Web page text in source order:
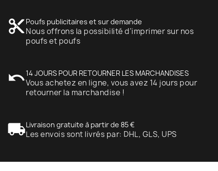
content_cut Poufs publicitaires et sur demande
Nous offrons la possibilité d'imprimer sur nos
poufs et poufs
undo14 JOURS POUR RETOURNER LES MARCHANDISES
Vous achetez en ligne, vous avez 14 jours pour
retourner la marchandise !
local_shippingLivraison gratuite à partir de 85 €
Les envois sont livrés par: DHL, GLS, UPS